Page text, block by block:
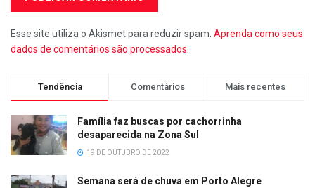
Esse site utiliza o Akismet para reduzir spam. Aprenda como seus
dados de comentários são processados
Tendência Comentários Mais recentes
Família faz buscas por cachorrinha
desaparecida na Zona Sul
19 DE OUTUBRO DE 2022
Semana será de chuva em Porto Alegre